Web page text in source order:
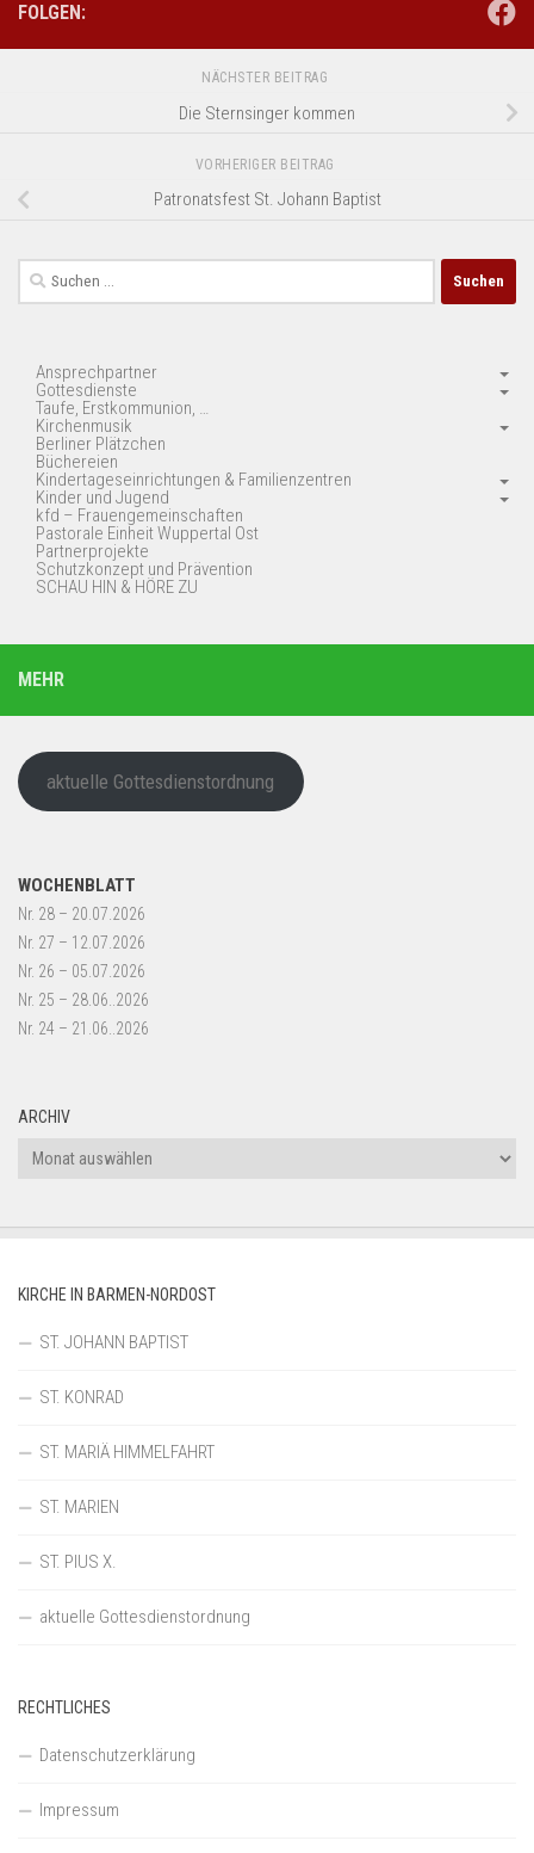
FOLGEN:
NÄCHSTER BEITRAG
Die Sternsinger kommen
VORHERIGER BEITRAG
Patronatsfest St. Johann Baptist
Suchen
nach:
Ansprechpartner
Gottesdienste
Taufe, Erstkommunion, …
Kirchenmusik
Berliner Plätzchen
Büchereien
Kindertageseinrichtungen & Familienzentren
Kinder und Jugend
kfd – Frauengemeinschaften
Pastorale Einheit Wuppertal Ost
Partnerprojekte
Schutzkonzept und Prävention
SCHAU HIN & HÖRE ZU
MEHR
aktuelle Gottesdienstordnung
WOCHENBLATT
Nr. 28 – 20.07.2026
Nr. 27 – 12.07.2026
Nr. 26 – 05.07.2026
Nr. 25 – 28.06..2026
Nr. 24 – 21.06..2026
ARCHIV
Archiv
KIRCHE IN BARMEN-NORDOST
ST. JOHANN BAPTIST
ST. KONRAD
ST. MARIÄ HIMMELFAHRT
ST. MARIEN
ST. PIUS X.
aktuelle Gottesdienstordnung
RECHTLICHES
Datenschutzerklärung
Impressum